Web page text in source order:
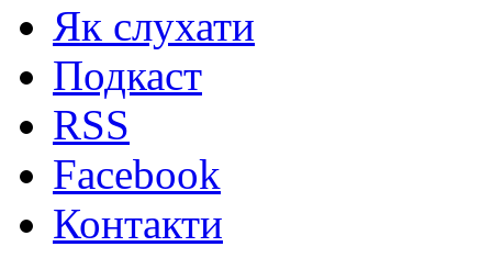
Як слухати
Подкаст
RSS
Facebook
Контакти